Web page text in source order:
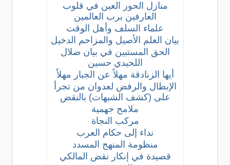
منازل الحور العين في قلوب
العارفين برب العالمين
علماء السلف وأهل الوقت
بيان العلم الأصيل والمزاحم الدخيل
الحق المستبين في بيان ضلال
اللحيدي حسين
أيها الزنادقة مهلاً عن الجبار مهلاً
الإبطال والرفض لعدوان من تجرأ
على (كشف الشبهات) بالنقض
ملامح جهمية
مركب النجاة
نداء إلى حكام العرب
منظومة المنهج المسدد
قصيدة في إنكار نقض المالكي